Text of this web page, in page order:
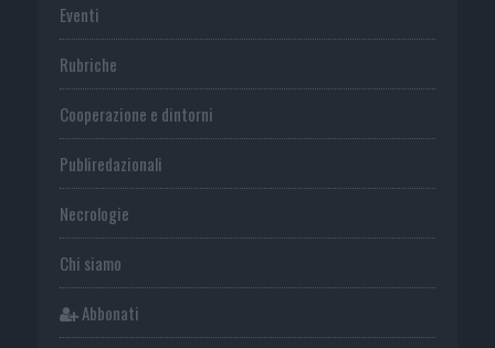
Eventi
Rubriche
Cooperazione e dintorni
Publiredazionali
Necrologie
Chi siamo
Abbonati